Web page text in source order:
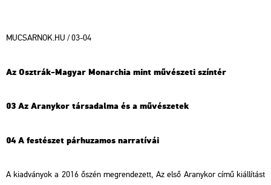
MUCSARNOK.HU / 03-04
Az Osztrák-Magyar Monarchia mint művészeti színtér
03 Az Aranykor társadalma és a művészetek
04 A festészet párhuzamos narratívái
A kiadványok a 2016 őszén megrendezett,Az első Aranykorcímű kiállítást